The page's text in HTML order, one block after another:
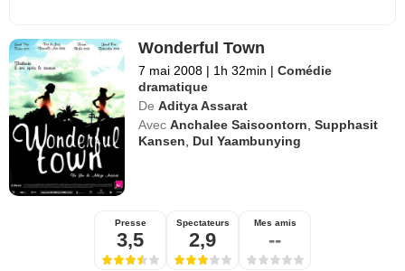
Wonderful Town
7 mai 2008 | 1h 32min | Comédie
dramatique
De Aditya Assarat
Avec Anchalee Saisoontorn ,Supphasit
Kansen
Dul Yaambunying
Presse
3,5
Spectateurs
2,9
Mes amis
--